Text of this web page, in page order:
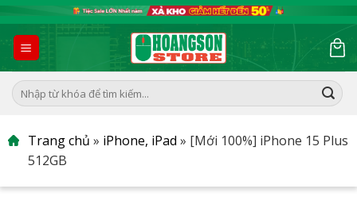
to
content
Tìm
kiếm:
Trang chủ » iPhone, iPad » [Mới 100%] iPhone 15 Plus
512GB